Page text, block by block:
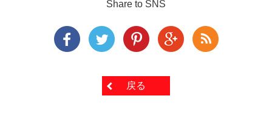
Share to SNS
戻る